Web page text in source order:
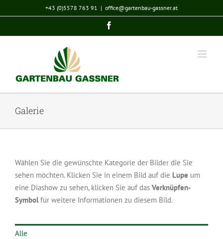
Inhalt
+43 (0)5578 763 91 | office@gartenbau-gassner.at
Galerie
Wählen Sie die gewünschte Kategorie der Bilder die Sie
sehen möchten. Klicken Sie in einem Bild auf die Lupe um
eine Diashow zu sehen, klicken Sie auf das Verknüpfen-
Symbolfür weitere Informationen zu diesem Bild.
Alle